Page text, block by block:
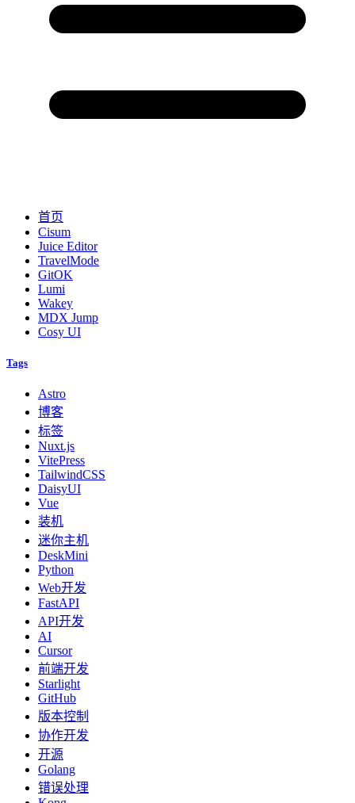
首页
Cisum
Juice Editor
TravelMode
GitOK
Lumi
Wakey
MDX Jump
Cosy UI
Tags
Astro
博客
标签
Nuxt.js
VitePress
TailwindCSS
DaisyUI
Vue
装机
迷你主机
DeskMini
Python
Web开发
FastAPI
API开发
AI
Cursor
前端开发
Starlight
GitHub
版本控制
协作开发
开源
Golang
错误处理